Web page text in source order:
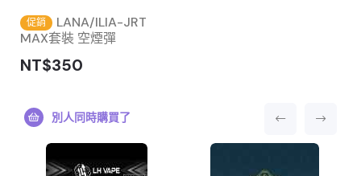
促銷
LANA/ILIA-JRT
MAX套裝 空煙彈
NT$350
別人同時購買了